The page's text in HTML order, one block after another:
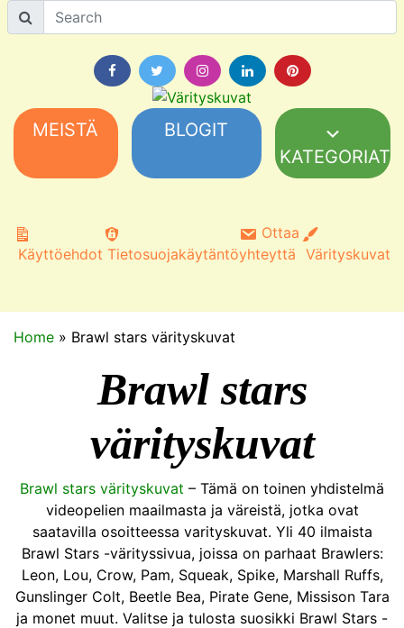
MEISTÄ
BLOGIT
KATEGORIAT
Käyttöehdot Tietosuojakäytäntö
Ottaa
yhteyttä Värityskuvat
Home » Brawl stars värityskuvat
Brawl stars
värityskuvat
Brawl stars värityskuvat – Tämä on toinen yhdistelmä
videopelien maailmasta ja väreistä, jotka ovat
saatavilla osoitteessa varityskuvat. Yli 40 ilmaista
Brawl Stars -värityssivua, joissa on parhaat Brawlers:
Leon, Lou, Crow, Pam, Squeak, Spike, Marshall Ruffs,
Gunslinger Colt, Beetle Bea, Pirate Gene, Missison Tara
ja monet muut. Valitse ja tulosta suosikki Brawl Stars -